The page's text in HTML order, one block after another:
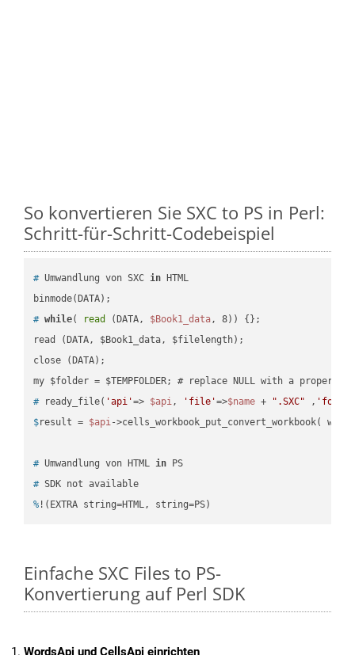
So konvertieren Sie SXC to PS in Perl:
Schritt-für-Schritt-Codebeispiel
# Umwandlung von SXC in HTML
# while( read (DATA, $Book1_data, 8)) {};
read (DATA, $Book1_data, $filelength);
close (DATA);
# ready_file( 'api'=> $api, 'file'=>$name + ".SXC" ,
$result = $api->cells_workbook_put_convert_workbook(
# Umwandlung von HTML in PS
# SDK not available
% !(EXTRA string=HTML, string=PS)
Einfache SXC Files to PS-
Konvertierung auf Perl SDK
WordsApi und CellsApi einrichten